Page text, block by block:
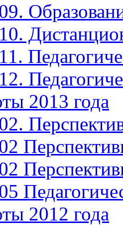
2013 года
2012 года